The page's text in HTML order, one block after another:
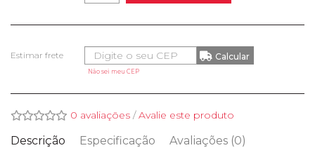
Não sei meu CEP
0 avaliações /Avalie este produto
Descrição Especificação Avaliações (0)